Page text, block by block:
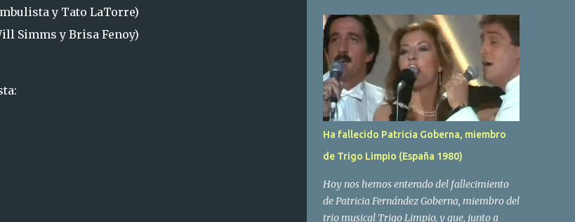
y Tato LaTorre)
Simms y Brisa Fenoy)
su compañera y principal vocalista en la
formación musical, Amaya Saizar, la que ha
dado a conocer la noticia al publico a traves
de las redes sociales. Nacido en Tolosa en
1951, durante su epoca universitaria en la
carrera de empresariales conoció al
estudiante de medicina Luis Villar,
comenzando a actuar juntos,Santos a la
guitarra y Villar al piano, sin atreverse a dar
esto cambió gracias a la propia Amaia
Saizar, que tras su abandono de Trigo
Ha fallecido Patricia Goberna, miembro
de Trigo Limpio (España 1980)
Hoy nos hemos enterado del fallecimiento
de Patricia Fernández Goberna, miembro del
trio musical Trigo Limpio, y que, junto a